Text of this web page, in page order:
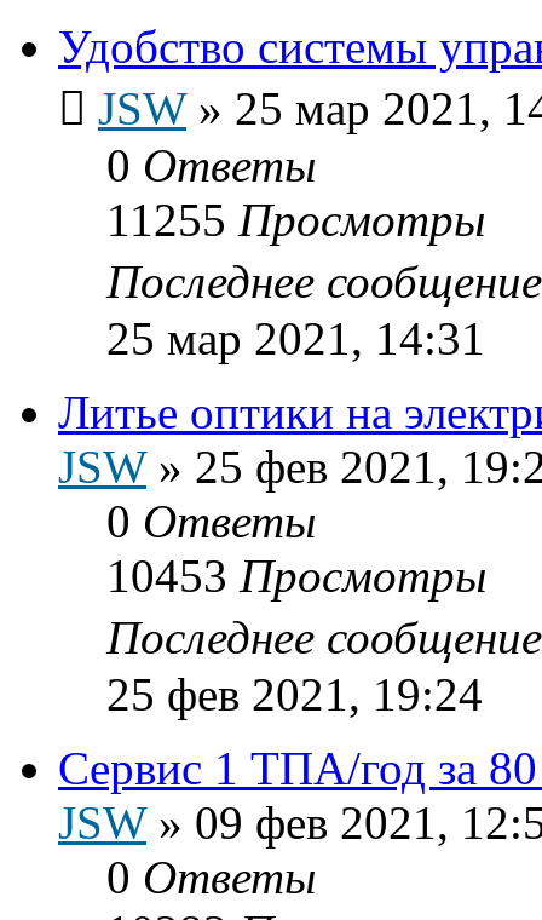
Удобство системы
JSW» 25 мар 2021,
0 Ответы
11255 Просмотры
Последнее
25 мар 2021, 14:31
Литье оптики на
JSW» 25 фев 2021,
0 Ответы
10453 Просмотры
Последнее
25 фев 2021, 19:24
Сервис 1 ТПА/год за
JSW» 09 фев 2021,
0 Ответы